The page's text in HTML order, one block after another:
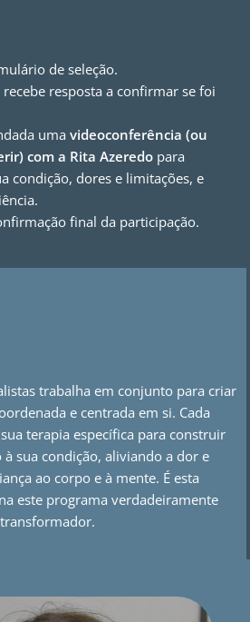
de seleção.
recebe resposta a confirmar se foi
uma videoconferência (ou
com a Rita Azeredo para
condição, dores e limitações, e
final da participação.
trabalha em conjunto para criar
e centrada em si. Cada
terapia específica para construir
sua condição, aliviando a dor e
ao corpo e à mente. É esta
este programa verdadeiramente
transformador.